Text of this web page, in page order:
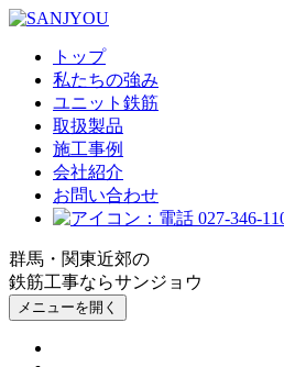
トップ
私たちの強み
ユニット鉄筋
取扱製品
施工事例
会社紹介
お問い合わせ
027-346-
群馬・関東近郊の
鉄筋工事ならサンジョウ
メニューを開く